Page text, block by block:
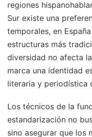
regiones
Sur existe una
temporales, en
estructuras más
diversidad no afecta
marca una identidad
literaria y periodística
Los técnicos de la
estandarización no
sino asegurar que los